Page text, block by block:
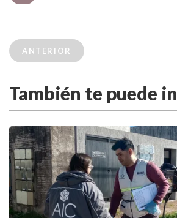
ANTERIOR
También te puede